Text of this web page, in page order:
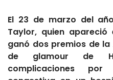
El 23 de marzo del
Taylor, quien
ganó dos premios de
de glamour de
complicaciones por